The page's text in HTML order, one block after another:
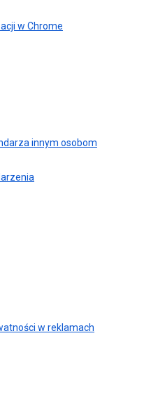
w Chrome
innym osobom
w reklamach